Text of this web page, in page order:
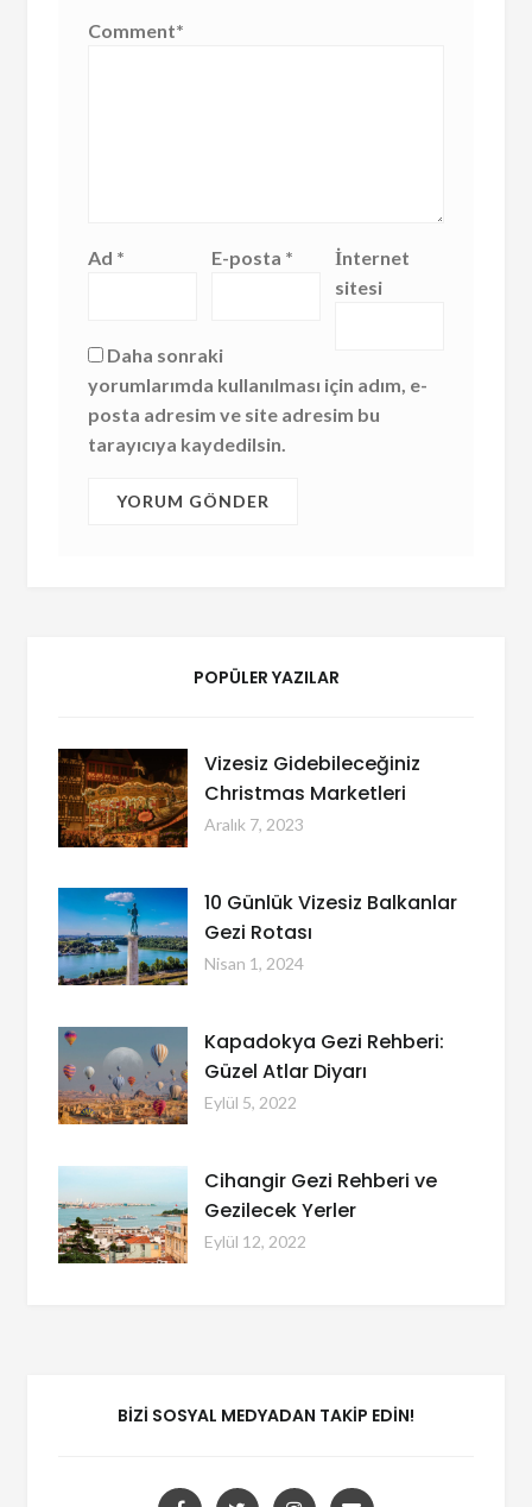
Comment*
Ad * E-posta *
İnternet
sitesi
Daha sonraki
yorumlarımda kullanılması için adım, e-
posta adresim ve site adresim bu
tarayıcıya kaydedilsin.
POPÜLER YAZILAR
Vizesiz Gidebileceğiniz
Christmas Marketleri
Aralık 7, 2023
10 Günlük Vizesiz Balkanlar
Gezi Rotası
Nisan 1, 2024
Kapadokya Gezi Rehberi:
Güzel Atlar Diyarı
Eylül 5, 2022
Cihangir Gezi Rehberi ve
Gezilecek Yerler
Eylül 12, 2022
BIZI SOSYAL MEDYADAN TAKIP EDIN!